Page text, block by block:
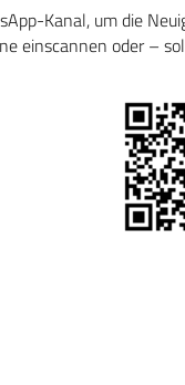
Kanal, um die
einscannen oder –